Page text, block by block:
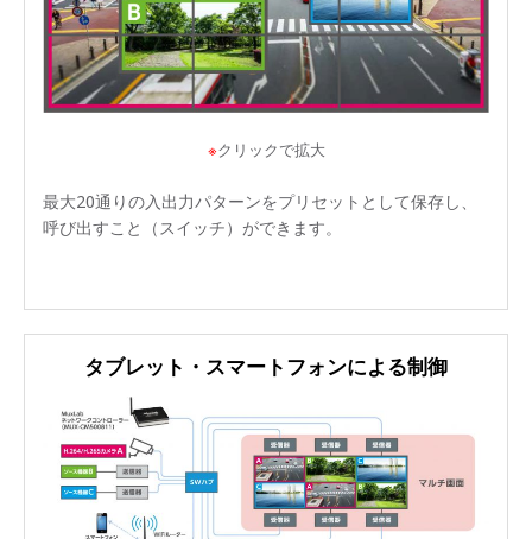
※クリックで拡大
最大20通りの入出力パターンをプリセットとして保存し、
呼び出すこと（スイッチ）ができます。
タブレット・スマートフォンによる制御